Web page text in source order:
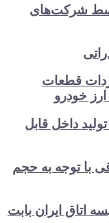
قطعات
قابل
به حجم
بابت